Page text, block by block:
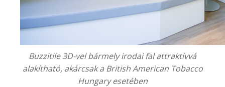
Buzzitile 3D-vel bármely irodai fal attraktívvá
alakítható, akárcsak a British American Tobacco
Hungaryesetében